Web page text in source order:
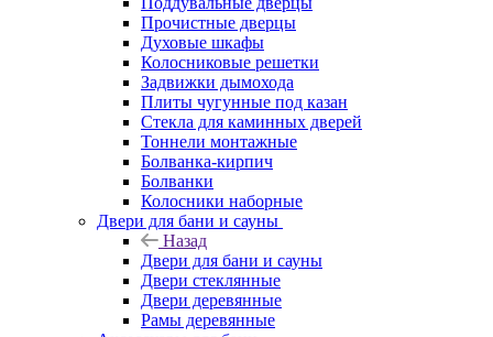
Прочистные дверцы
Духовые шкафы
Колосниковые решетки
Задвижки дымохода
Плиты чугунные под казан
Стекла для каминных дверей
Тоннели монтажные
Болванка-кирпич
Болванки
Колосники наборные
Двери для бани и сауны
Назад
Двери для бани и сауны
Двери стеклянные
Двери деревянные
Рамы деревянные